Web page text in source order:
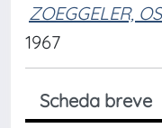
ZOEGGELER,
1967
Scheda breve